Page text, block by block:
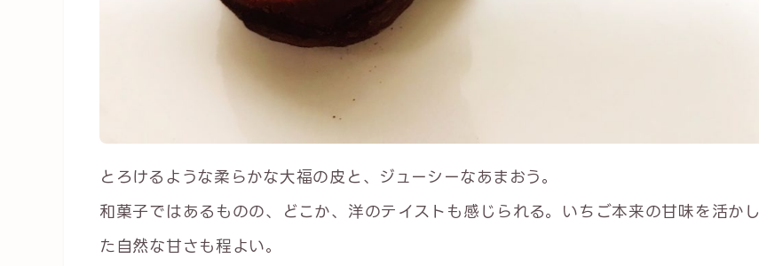
とろけるような柔らかな大福の皮と、ジューシーなあまおう。
和菓子ではあるものの、どこか、洋のテイストも感じられる。いちご本来の甘味を活かし
た自然な甘さも程よい。